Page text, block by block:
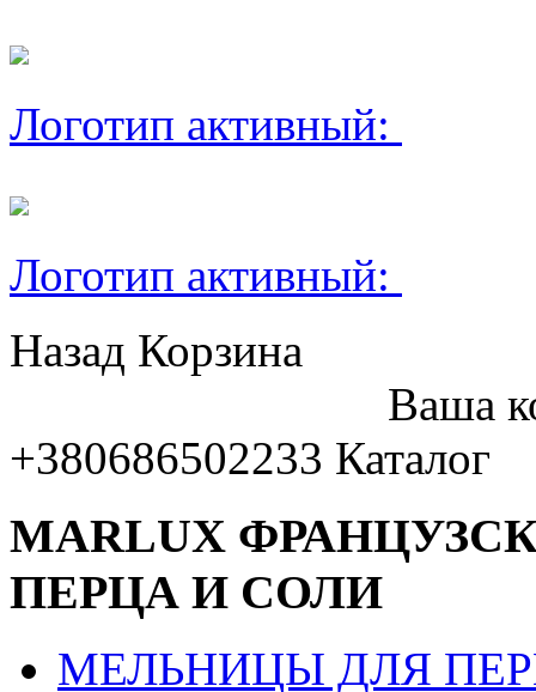
Логотип активный:
Логотип активный:
Назад Корзина
Ваша
+380686502233 Каталог
MARLUX
ПЕРЦА И СОЛИ
МЕЛЬНИЦЫ ДЛЯ